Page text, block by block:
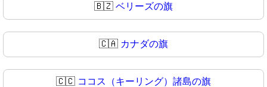
🇧🇿 ベリーズの旗
🇨🇦 カナダの旗
🇨🇨 ココス（キーリング）諸島の旗